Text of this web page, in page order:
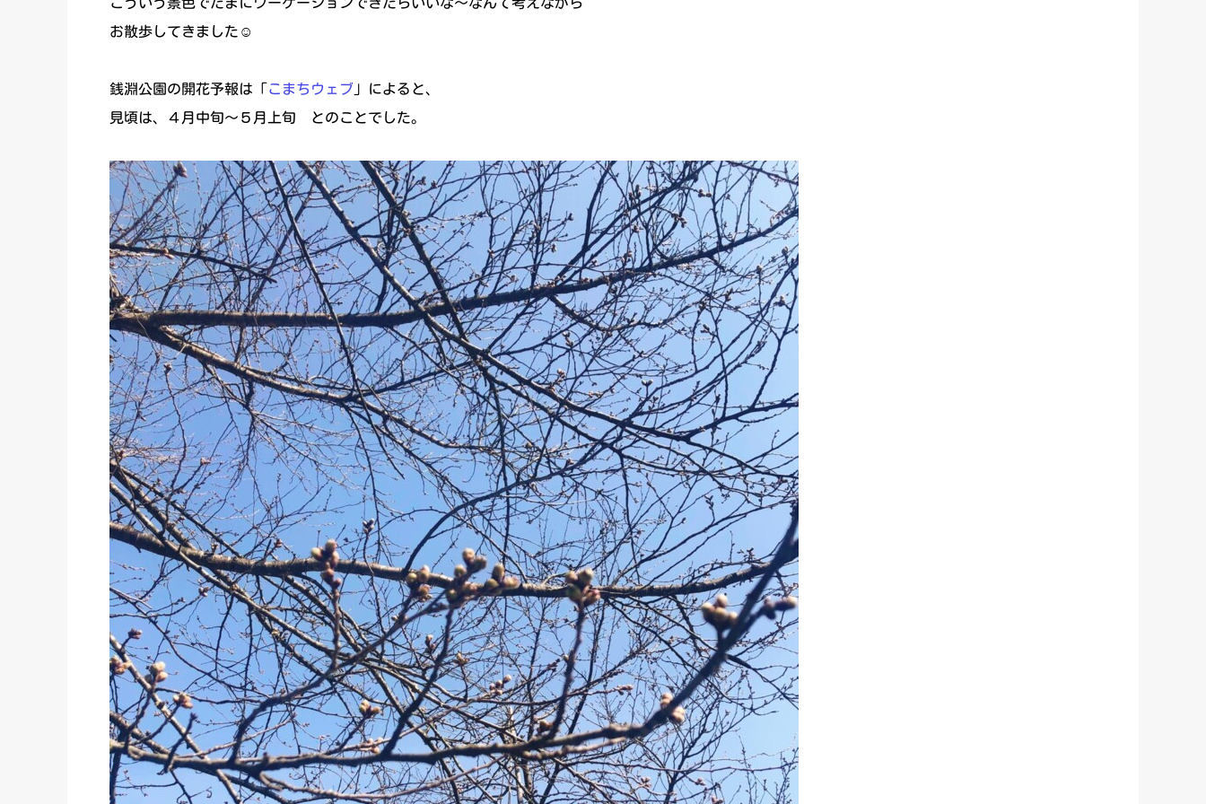
お散歩してきました☺
銭淵公園の開花予報は「 こまちウェブ 」によると、
見頃は、４月中旬～５月上旬 とのことでした。